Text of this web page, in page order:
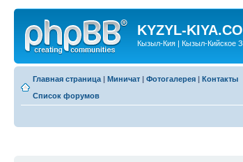
KYZYL-
Кызыл-Кия | Кызыл-Кийское
Главная страница | Миничат | Фотогалерея | Контакты
Список форумов